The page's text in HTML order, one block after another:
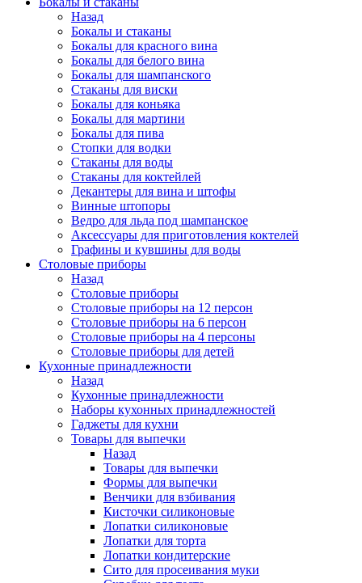
Назад
Бокалы и стаканы
Бокалы для красного вина
Бокалы для белого вина
Бокалы для шампанского
Стаканы для виски
Бокалы для коньяка
Бокалы для мартини
Бокалы для пива
Стопки для водки
Стаканы для воды
Стаканы для коктейлей
Декантеры для вина и штофы
Винные штопоры
Ведро для льда под шампанское
Аксессуары для приготовления коктелей
Графины и кувшины для воды
Столовые приборы
Назад
Столовые приборы
Столовые приборы на 12 персон
Столовые приборы на 6 персон
Столовые приборы на 4 персоны
Столовые приборы для детей
Кухонные принадлежности
Назад
Кухонные принадлежности
Наборы кухонных принадлежностей
Гаджеты для кухни
Товары для выпечки
Назад
Товары для выпечки
Формы для выпечки
Венчики для взбивания
Кисточки силиконовые
Лопатки силиконовые
Лопатки для торта
Лопатки кондитерские
Сито для просеивания муки